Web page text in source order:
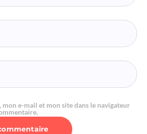
e-mail et mon site dans le navigateur